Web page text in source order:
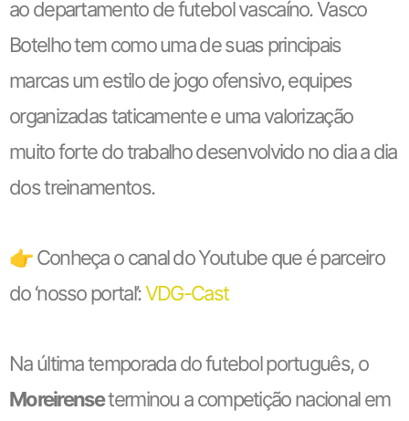
ao departamento de futebol vascaíno. Vasco
Botelho tem como uma de suas principais
marcas um estilo de jogo ofensivo, equipes
organizadas taticamente e uma valorização
muito forte do trabalho desenvolvido no dia a dia
dos treinamentos.
👉 Conheça o canal do Youtube que é parceiro
do ‘nosso portal’:VDG-Cast
Na última temporada do futebol português, o
Moreirenseterminou a competição nacional em